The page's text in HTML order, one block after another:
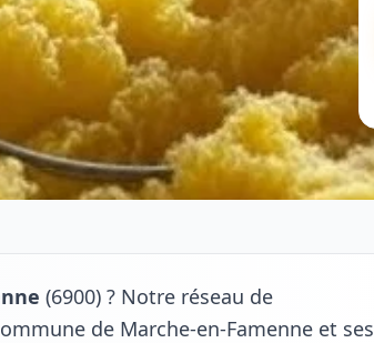
(6900) ? Notre réseau de
de Marche-en-Famenne et ses